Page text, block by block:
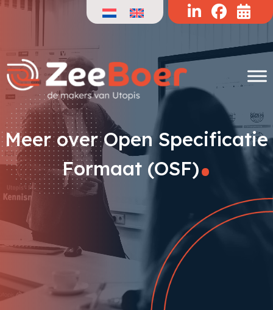
Doorgaan
inhoud
Meer over Open Specificatie
Formaat (OSF).